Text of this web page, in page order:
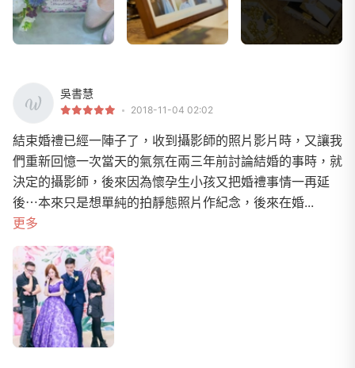
吳書慧
2018-11-04 02:02
結束婚禮已經一陣子了，收到攝影師的照片影片時，又讓我
們重新回憶一次當天的氣氛在兩三年前討論結婚的事時，就
決定的攝影師，後來因為懷孕生小孩又把婚禮事情一再延
後⋯本來只是想單純的拍靜態照片作紀念，後來在婚...
更多